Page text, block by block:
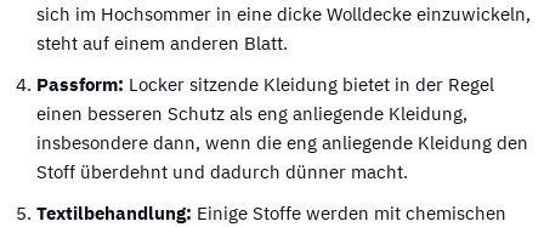
sich im Hochsommer in eine dicke Wolldecke einzuwickeln,
steht auf einem anderen Blatt.
Passform: Locker sitzende Kleidung bietet in der Regel
einen besseren Schutz als eng anliegende Kleidung,
insbesondere dann, wenn die eng anliegende Kleidung den
Stoff überdehnt und dadurch dünner macht.
Textilbehandlung: Einige Stoffe werden mit chemischen